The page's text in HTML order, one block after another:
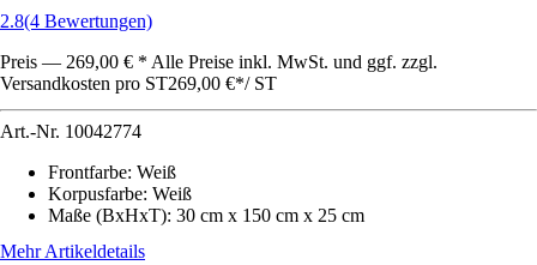
2.8(4 Bewertungen)
Preis — 269,00 € * Alle Preise inkl. MwSt. und ggf. zzgl.
Versandkosten pro ST269,00 €*/ ST
Art.-Nr. 10042774
Frontfarbe: Weiß
Korpusfarbe: Weiß
Maße (BxHxT): 30 cm x 150 cm x 25 cm
Mehr Artikeldetails